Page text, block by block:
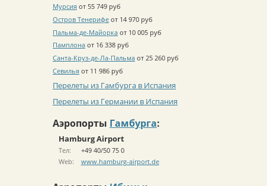
Мурсия от 55 749 руб
Остров Тенерифе от 14 970 руб
Пальма-де-Майорка от 10 005 руб
Памплона от 16 338 руб
Санта-Круз-де-Ла-Пальма от 25 260 руб
Севилья от 11 986 руб
Перелеты из Гамбурга в Испания
Перелеты из Германии в Испания
Аэропорты Гамбурга:
Hamburg Airport
Тел:
+49 40/50 75 0
Web:
www.hamburg-airport.de